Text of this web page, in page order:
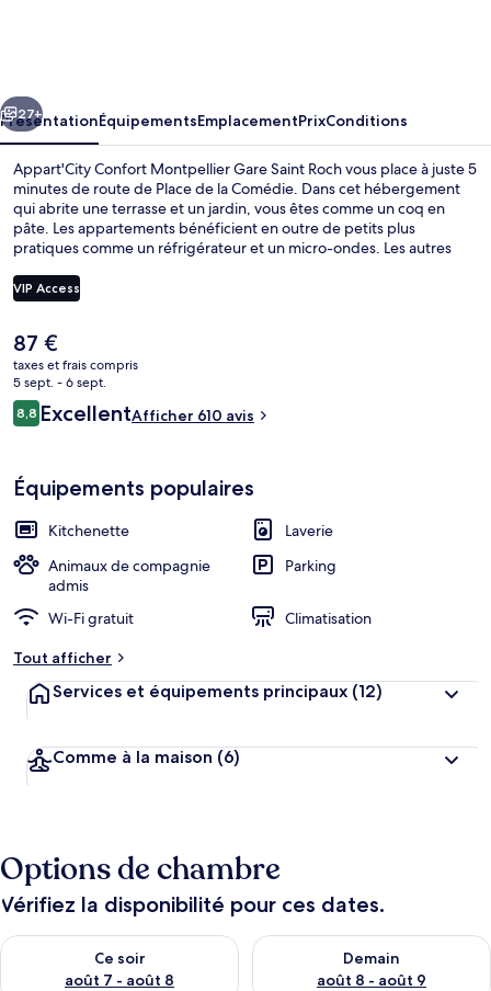
Saint
Roch
Suivant
27+
PrésentationÉquipementsEmplacementPrixConditions
Appart'City Confort Montpellier Gare Saint Roch vous place à juste 5
minutes de route de Place de la Comédie. Dans cet hébergement
qui abrite une terrasse et un jardin, vous êtes comme un coq en
pâte. Les appartements bénéficient en outre de petits plus
pratiques comme un réfrigérateur et un micro-ondes. Les autres
attentionné. Les transports publics se situent à une courte distance
à pied : Station de tramway Nouveau Saint-Roch est à 4 min et
VIP Access
Le
prix
actuel
est
de
87 €
taxes et frais compris
5 sept. - 6 sept.
Avis
voyageurs
8,88,8 sur 10
ExcellentAfficher 610 avis
Équipements populaires
Kitchenette
Laverie
Animaux de compagnie
admis
Parking
Wi-Fi gratuit
Climatisation
Tout afficher
Services et équipements principaux (12)
Comme à la maison (6)
Options de chambre
Vérifiez la disponibilité pour ces dates.
Ce soir
août 7 - août 8
Vérifier la disponibilité pour ce soir août 7 - août 8
Demain
août 8 - août 9
Vérifier la disponibilité pour